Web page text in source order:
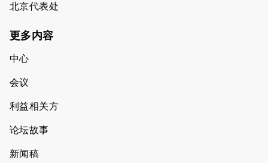
北京代表处
更多内容
中心
会议
利益相关方
论坛故事
新闻稿